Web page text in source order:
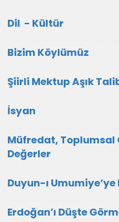
Dil - Kültür
Bizim Köylümüz
Şiirli Mektup Aşık
İsyan
Müfredat, Toplumsal
Değerler
Duyun-ı Umumiye’ye
Erdoğan’ı Düşte